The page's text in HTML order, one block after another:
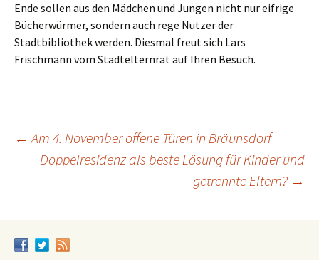
Ende sollen aus den Mädchen und Jungen nicht nur eifrige
Bücherwürmer, sondern auch rege Nutzer der
Stadtbibliothek werden. Diesmal freut sich Lars
Frischmann vom Stadtelternrat auf Ihren Besuch.
Beitrags-
← Am 4. November offene Türen in Bräunsdorf
Doppelresidenz als beste Lösung für Kinder und
getrennte Eltern? →